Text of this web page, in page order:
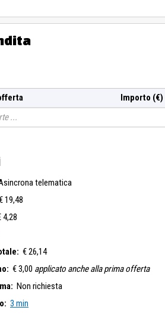
Importo (€)
telematica
19,48
4,28
€ 26,14
€ 3,00 applicato anche alla prima offerta
Non richiesta
3 min